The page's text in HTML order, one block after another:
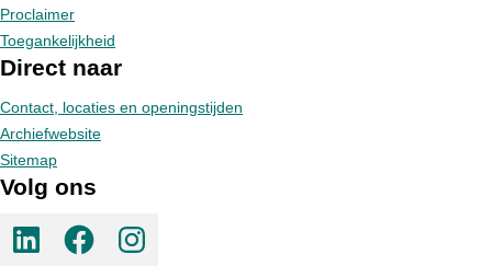
Proclaimer
Toegankelijkheid
Direct naar
Contact, locaties en openingstijden
Archiefwebsite
Sitemap
Volg ons
LinkedIn pagina van Gemeente Meppel Facebook pagina van Gemeente Meppel Instagram pagina van Gemeente Meppel